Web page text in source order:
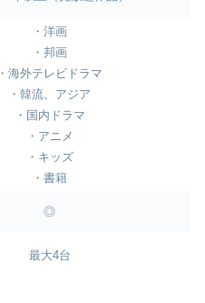
・洋画
・邦画
・海外テレビドラマ
・韓流、アジア
・国内ドラマ
・アニメ
・キッズ
・書籍
◎
最大4台